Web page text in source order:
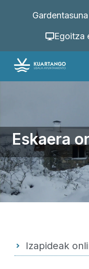
Gardentasuna
Egoitza
Eskaera
Izapideak